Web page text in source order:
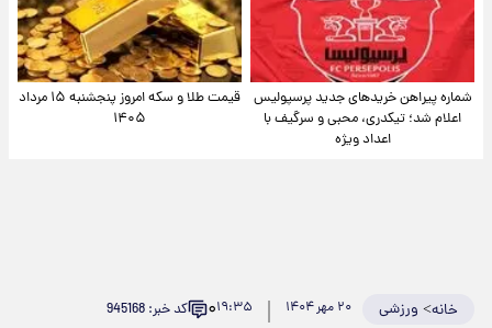
شماره پیراهن خریدهای جدید پرسپولیس
اعلام شد؛ تیکدری، محبی و سرگیف با
اعداد ویژه
قیمت طلا و سکه امروز پنجشنبه ۱۵ مرداد
۱۴۰۵
خانه> ورزشی ۲۰ مهر ۱۴۰۴ ۱۹:۳۵۰ کد خبر: 945168